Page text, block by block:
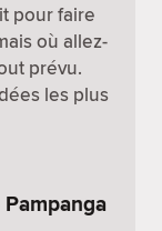
pour faire
où allez-
prévu.
les plus